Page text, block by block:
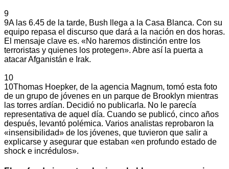
9
9A las 6.45 de la tarde, Bush llega a la Casa Blanca. Con su
equipo repasa el discurso que dará a la nación en dos horas.
El mensaje clave es. «No haremos distinción entre los
terroristas y quienes los protegen». Abre así la puerta a
atacar Afganistán e Irak.
10
10Thomas Hoepker, de la agencia Magnum, tomó esta foto
de un grupo de jóvenes en un parque de Brooklyn mientras
las torres ardían. Decidió no publicarla. No le parecía
representativa de aquel día. Cuando se publicó, cinco años
después, levantó polémica. Varios analistas reprobaron la
«insensibilidad» de los jóvenes, que tuvieron que salir a
explicarse y asegurar que estaban «en profundo estado de
shock e incrédulos».